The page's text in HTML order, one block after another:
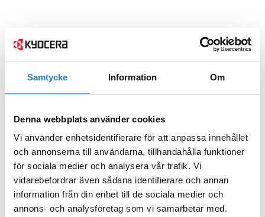
Samtycke Information Om
Denna webbplats använder cookies
Vi använder enhetsidentifierare för att anpassa innehållet
och annonserna till användarna, tillhandahålla funktioner
för sociala medier och analysera vår trafik. Vi
vidarebefordrar även sådana identifierare och annan
information från din enhet till de sociala medier och
annons- och analysföretag som vi samarbetar med.